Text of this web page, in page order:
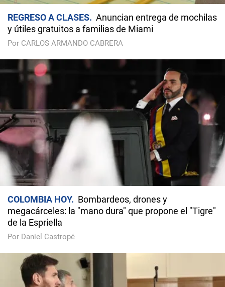
REGRESO A CLASES
Anuncian entrega de mochilas
y útiles gratuitos a familias de Miami
Por CARLOS ARMANDO CABRERA
COLOMBIA HOY
Bombardeos, drones y
megacárceles: la "mano dura" que propone el "Tigre"
de la Espriella
Por Daniel Castropé